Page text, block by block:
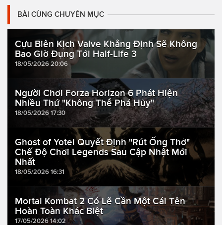
BÀI CÙNG CHUYÊN MỤC
Cựu Biên Kịch Valve Khẳng Định Sẽ Không
Bao Giờ Đụng Tới Half-Life 3
18/05/2026 20:06
Người Chơi Forza Horizon 6 Phát Hiện
Nhiều Thứ "Không Thể Phá Hủy"
18/05/2026 17:30
Ghost of Yotei Quyết Định "Rút Ống Thở"
Chế Độ Chơi Legends Sau Cập Nhật Mới
Nhất
18/05/2026 16:31
Mortal Kombat 2 Có Lẽ Cần Một Cái Tên
Hoàn Toàn Khác Biệt
17/05/2026 14:02